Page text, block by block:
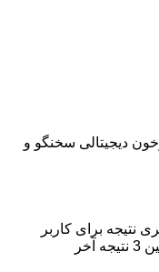
دیجیتالی سخنگو و